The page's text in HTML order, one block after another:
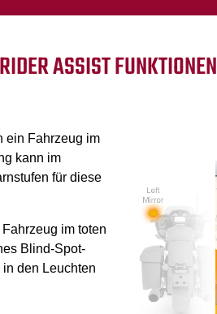
RIDER ASSIST FUNKTIONEN
ein Fahrzeug im
kann im
für diese
im toten
Blind-Spot-
den Leuchten